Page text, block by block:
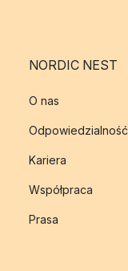
NORDIC NEST
O nas
Odpowiedzialność
Kariera
Współpraca
Prasa